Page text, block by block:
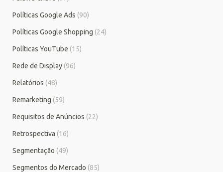
Políticas Google Ads (90)
Políticas Google Shopping (24)
Políticas YouTube (15)
Rede de Display (96)
Relatórios (48)
Remarketing (59)
Requisitos de Anúncios (22)
Retrospectiva (16)
Segmentação (49)
Segmentos do Mercado (85)